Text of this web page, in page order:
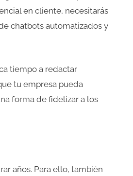
en cliente, necesitarás
chatbots automatizados y
tiempo a redactar
tu empresa pueda
forma de fidelizar a los
años. Para ello, también